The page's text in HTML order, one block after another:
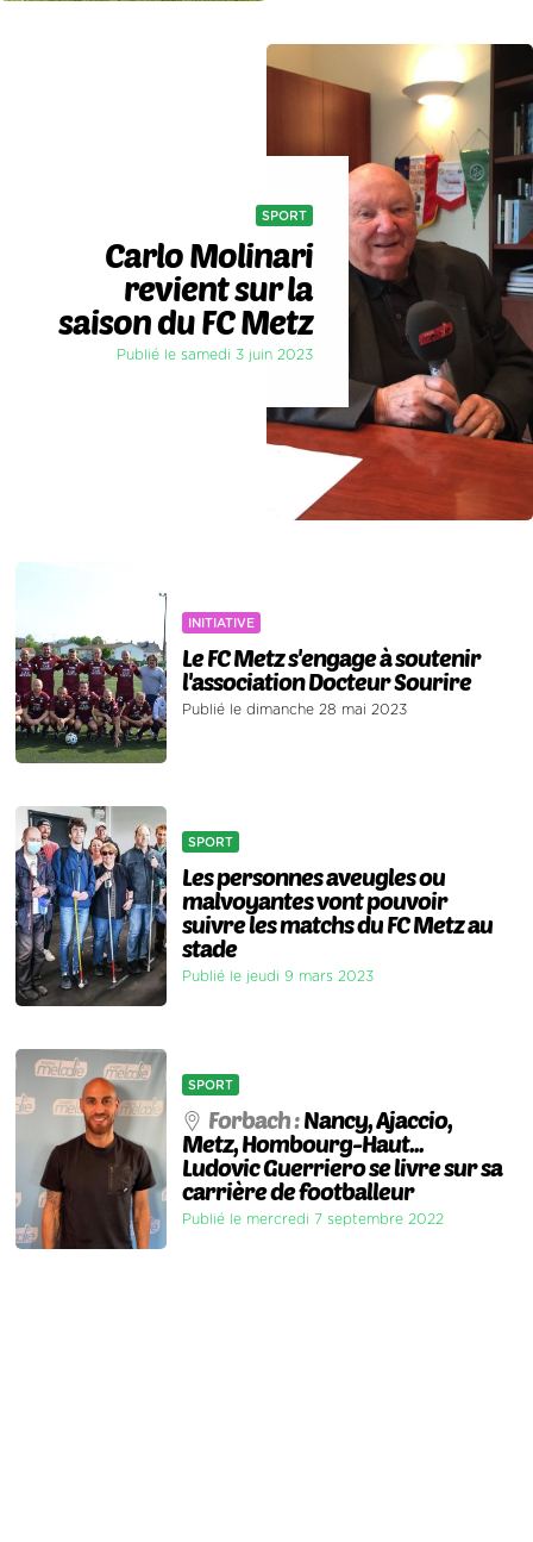
SPORT
Carlo Molinari
revient sur la
saison du FC Metz
Publié le samedi 3 juin 2023
INITIATIVE
Le FC Metz s'engage à soutenir
l'association Docteur Sourire
Publié le dimanche 28 mai 2023
SPORT
Les personnes aveugles ou
malvoyantes vont pouvoir
suivre les matchs du FC Metz au
stade
Publié le jeudi 9 mars 2023
SPORT
Forbach :Nancy, Ajaccio,
Metz, Hombourg-Haut...
Ludovic Guerriero se livre sur sa
carrière de footballeur
Publié le mercredi 7 septembre 2022